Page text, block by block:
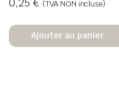
(TVA NON incluse)
Ajouter au panier